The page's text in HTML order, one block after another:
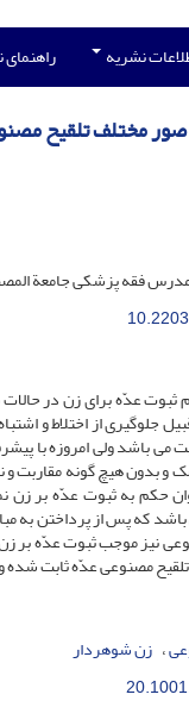
نشریه
مختلف تلقیح
فقه پزشکی جامعة
ثبوت عدّه برای زن در
جلوگیری از اختلاط و
می باشد ولی امروزه با
و بدون هیچ گونه مقاربت
حکم به ثبوت عدّه بر
که پس از پرداختن به
نیز موجب ثبوت عدّه بر
مصنوعی عدّه ثابت شده
زن شوهردار